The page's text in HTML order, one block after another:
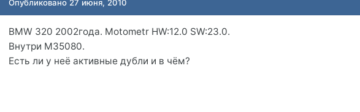
Опубликовано 27 июня, 2010
BMW 320 2002года. Motometr HW:12.0 SW:23.0.
Внутри М35080.
Есть ли у неё активные дубли и в чём?